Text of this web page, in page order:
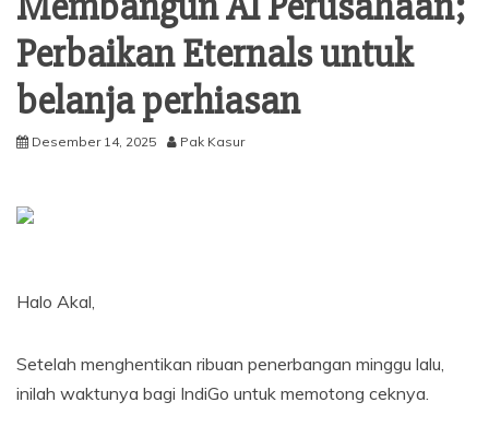
Perbaikan Eternals untuk
belanja perhiasan
Desember 14, 2025 Pak Kasur
Halo Akal,
Setelah menghentikan ribuan penerbangan minggu lalu,
inilah waktunya bagi IndiGo untuk memotong ceknya.